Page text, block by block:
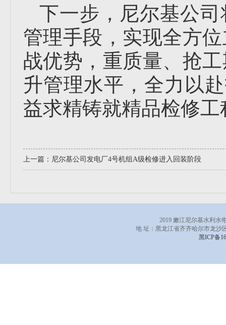
下一步，尼尔基公
管理手段，实现全方
战优势，重质量、抢
升管理水平，全力以
益求精铸就精品检修工
上一篇： 尼尔基公司发电厂4号机组A级检修进入回装阶段
2019 嫩江尼尔基水利水
地 址：黑龙江省齐齐哈尔市龙
黑ICP备